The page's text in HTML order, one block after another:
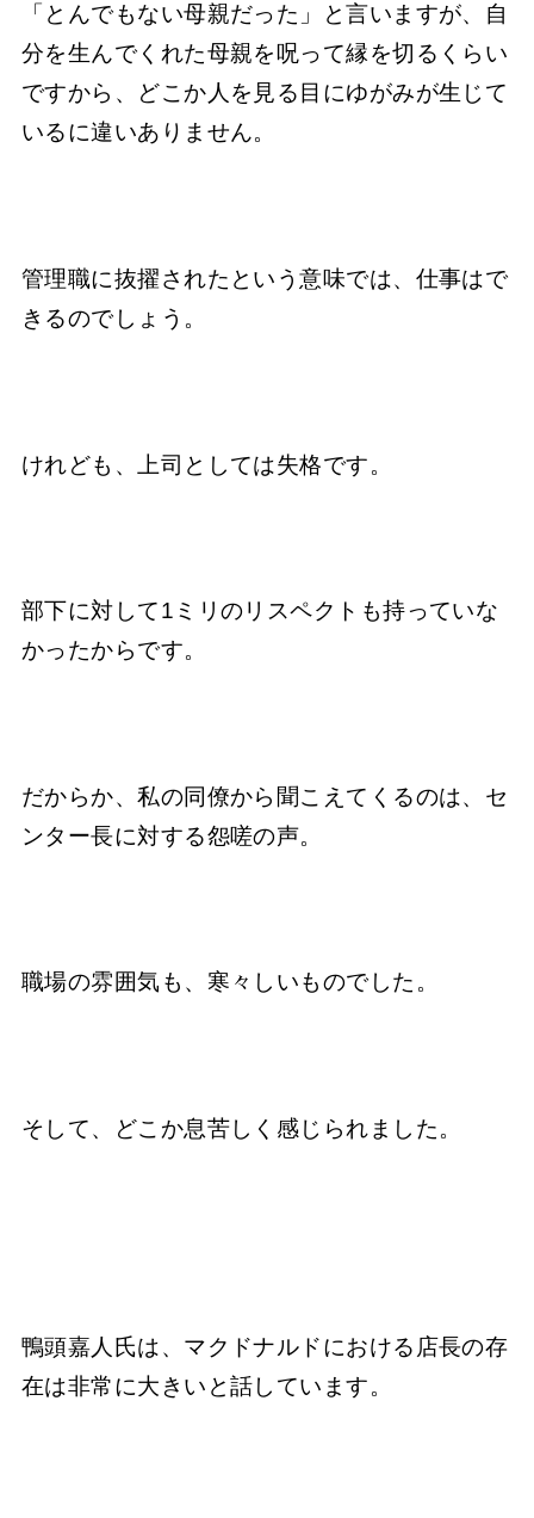
「とんでもない母親だった」と言いますが、自
分を生んでくれた母親を呪って縁を切るくらい
ですから、どこか人を見る目にゆがみが生じて
いるに違いありません。
管理職に抜擢されたという意味では、仕事はで
きるのでしょう。
けれども、上司としては失格です。
部下に対して1ミリのリスペクトも持っていな
かったからです。
だからか、私の同僚から聞こえてくるのは、セ
ンター長に対する怨嗟の声。
職場の雰囲気も、寒々しいものでした。
そして、どこか息苦しく感じられました。
鴨頭嘉人氏は、マクドナルドにおける店長の存
在は非常に大きいと話しています。